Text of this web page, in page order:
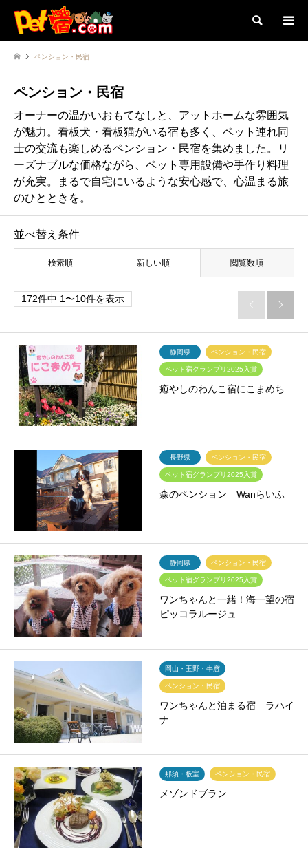
検索
ペンション・民宿
ペンション・民宿
オーナーの温かいおもてなしと、アットホームな雰囲気
が魅力。看板犬・看板猫がいる宿も多く、ペット連れ同
士の交流も楽しめるペンション・民宿を集めました。リ
ーズナブルな価格ながら、ペット専用設備や手作り料理
が充実。まるで自宅にいるような安心感で、心温まる旅
のひとときを。
並べ替え条件
検索順 新しい順 閲覧数順
172件中 1〜10件を表示
 
静岡県 ペンション・民宿
ペット宿グランプリ2025入賞
癒やしのわんこ宿にこまめち
長野県 ペンション・民宿
ペット宿グランプリ2025入賞
森のペンション Wanらいふ
静岡県 ペンション・民宿
ペット宿グランプリ2025入賞
ワンちゃんと一緒！海一望の宿
ピッコラルージュ
岡山・玉野・牛窓
ペンション・民宿
ワンちゃんと泊まる宿 ラハイ
ナ
那須・板室 ペンション・民宿
メゾンドブラン